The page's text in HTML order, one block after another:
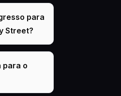
para
Street?
para o